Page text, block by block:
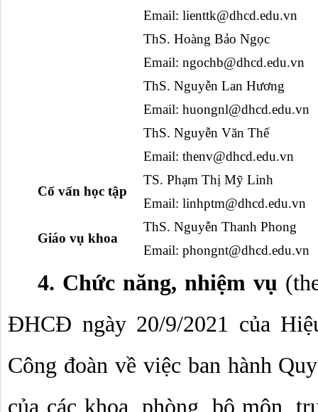
Email: lienttk@dhcd.edu.vn
ThS. Hoàng Bảo Ngọc
Email: ngochb@dhcd.edu.vn
ThS. Nguyễn Lan Hương
Email: huongnl@dhcd.edu.vn
ThS. Nguyễn Văn Thế
Email: thenv@dhcd.edu.vn
Cố vấn học tập
TS. Phạm Thị Mỹ Linh
Email: linhptm@dhcd.edu.vn
Giáo vụ khoa
ThS. Nguyễn Thanh Phong
Email: phongnt@dhcd.edu.vn
4. Chức năng, nhiệm vụ
ĐHCĐ ngày 20/9/2021 của
Công đoàn về việc ban hành
của các khoa, phòng, bộ môn,